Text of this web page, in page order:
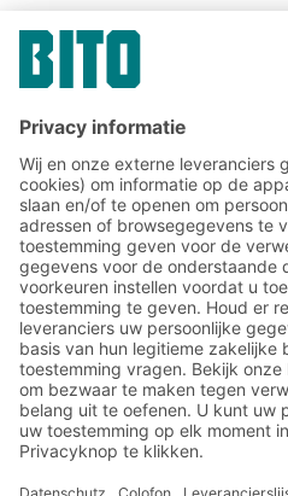
BITO-projecten
de sector
cosmetica
Meld u nu aan
nieuwsbrief:
Magazijn- en
nieuws
Exclusieve
Innovaties
Inschrijven